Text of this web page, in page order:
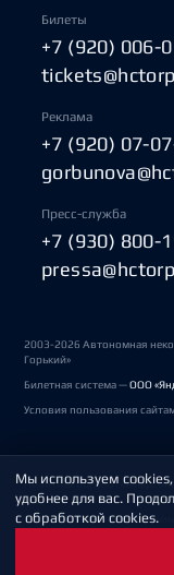
Билеты
+7 (920) 006-
Реклама
+7 (920) 07-
Пресс-служба
+7 (930) 800-
2003-2026 Автономная
Горький»
Билетная система —ООО
Условия пользования
Политика обработки
Пользовательское
Мы используем
удобнее для вас.
с обработкой cookies.